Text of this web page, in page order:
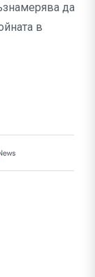
да
в